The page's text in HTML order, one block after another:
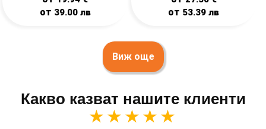
от 39.00 лв от 53.39лв
Виж още
Какво казват нашите клиенти
★★★★★